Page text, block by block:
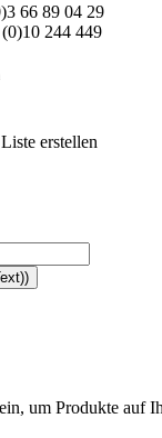
66 89 04 29
244 449
erstellen
um Produkte auf